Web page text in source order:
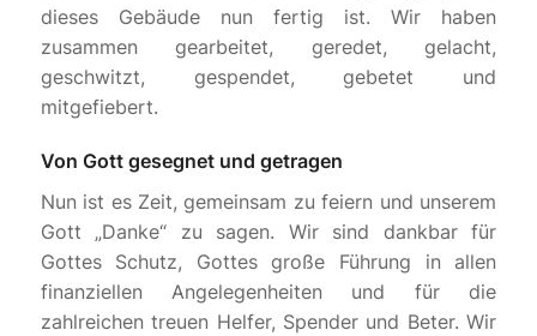
dieses Gebäude nun fertig ist. Wir haben
zusammen gearbeitet, geredet, gelacht,
geschwitzt, gespendet, gebetet und
mitgefiebert.
Von Gott gesegnet und getragen
Nun ist es Zeit, gemeinsam zu feiern und unserem
Gott „Danke“ zu sagen. Wir sind dankbar für
Gottes Schutz, Gottes große Führung in allen
finanziellen Angelegenheiten und für die
zahlreichen treuen Helfer, Spender und Beter. Wir